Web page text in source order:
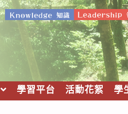
學習平台 活動花絮 學